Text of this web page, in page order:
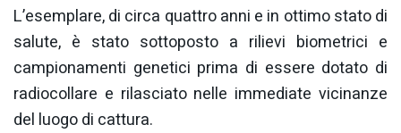
L’esemplare, di circa quattro anni e in ottimo stato di
salute, è stato sottoposto a rilievi biometrici e
campionamenti genetici prima di essere dotato di
radiocollare e rilasciato nelle immediate vicinanze
del luogo di cattura.